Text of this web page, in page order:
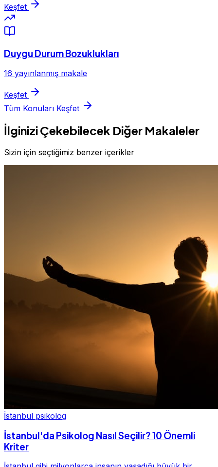
Keşfet
Duygu Durum Bozuklukları
16 yayınlanmış makale
Keşfet
Tüm Konuları Keşfet
İlginizi Çekebilecek Diğer Makaleler
Sizin için seçtiğimiz benzer içerikler
İstanbul psikolog
İstanbul'da Psikolog Nasıl Seçilir? 10 Önemli
Kriter